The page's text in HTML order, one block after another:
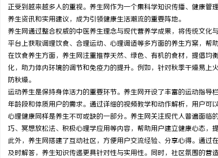
正受到越来越多人的重视。养生网作为一个集科学知识传播、健康
养生资讯和实用建议，成为引领健康生活潮流的重要阵地。
养生网通过整合权威的中医养生理念与现代营养学成果，将传统文
平台上获取调理饮食、合理运动、心理调适等多方面的养生方案，帮
在饮食养生方面，养生网注重推荐天然、绿色、有机的食材，提倡
化，助力体内环境的调节和免疫力的提升。例如，针对秋季干燥易
防秋燥。
运动养生是保持身体活力的重要环节。养生网开设了丰富的运动指
年龄段和体质用户的需求。通过详细的视频教学和动作解析，用户
心理健康同样是养生不可或缺的一部分。养生网关注现代人普遍面
巧、冥想放松法、积极心理学应用等内容，帮助用户建立健康心态，
此外，养生网搭建了互动社区，方便用户交流经验、分享心得。通
及时解答，养生知识传递更具针对性与实用性。同时，社区氛围的营